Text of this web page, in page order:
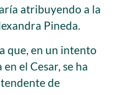
atribuyendo a la
Pineda.
que, en un intento
el Cesar, se ha
de